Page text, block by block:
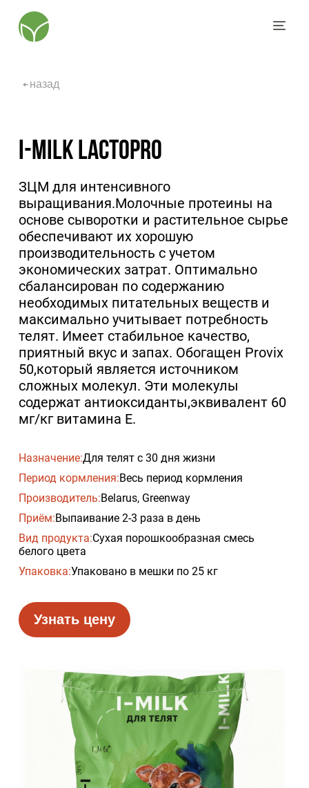
назад
I-Milk LactoPro
ЗЦМ для интенсивного
выращивания.Молочные протеины на
основе сыворотки и растительное сырье
обеспечивают их хорошую
производительность с учетом
экономических затрат. Оптимально
сбалансирован по содержанию
необходимых питательных веществ и
максимально учитывает потребность
телят. Имеет стабильное качество,
приятный вкус и запах. Обогащен Provix
50,который является источником
сложных молекул. Эти молекулы
содержат антиоксиданты,эквивалент 60
мг/кг витамина Е.
Назначение:Для телят с 30 дня жизни
Период кормления:Весь период кормления
Производитель:Belarus, Greenway
Приём:Выпаивание 2-3 раза в день
Вид продукта:Сухая порошкообразная смесь
белого цвета
Упаковка:Упаковано в мешки по 25 кг
Узнать цену